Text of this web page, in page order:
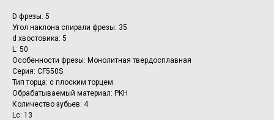
D фрезы: 5
Угол наклона спирали фрезы: 35
d хвостовика: 5
L: 50
Особенности фрезы: Монолитная твердосплавная
Серия: CF550S
Тип торца: с плоским торцем
Обрабатываемый материал: PKH
Количество зубьев: 4
Lc: 13